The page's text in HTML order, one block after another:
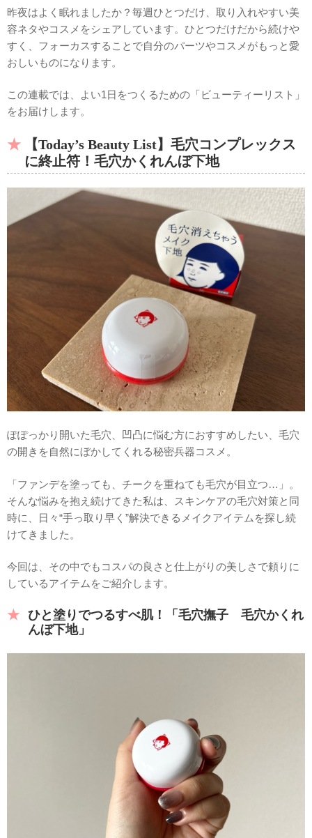
昨夜はよく眠れましたか？毎週ひとつだけ、取り入れやすい美
容ネタやコスメをシェアしています。ひとつだけだから続けや
すく、フォーカスすることで自分のパーツやコスメがもっと愛
おしいものになります。
この連載では、よい1日をつくるための「ビューティーリスト」
をお届けします。
【Today’s Beauty List】毛穴コンプレックス
に終止符！毛穴かくれんぼ下地
ぽぽっかり開いた毛穴、凹凸に悩む方におすすめしたい、毛穴
の開きを自然にぼかしてくれる秘密兵器コスメ。
「ファンデを塗っても、チークを重ねても毛穴が目立つ…」。
そんな悩みを抱え続けてきた私は、スキンケアの毛穴対策と同
時に、日々“手っ取り早く”解決できるメイクアイテムを探し続
けてきました。
今回は、その中でもコスパの良さと仕上がりの美しさで頼りに
しているアイテムをご紹介します。
ひと塗りでつるすべ肌！「毛穴撫子 毛穴かくれ
んぼ下地」